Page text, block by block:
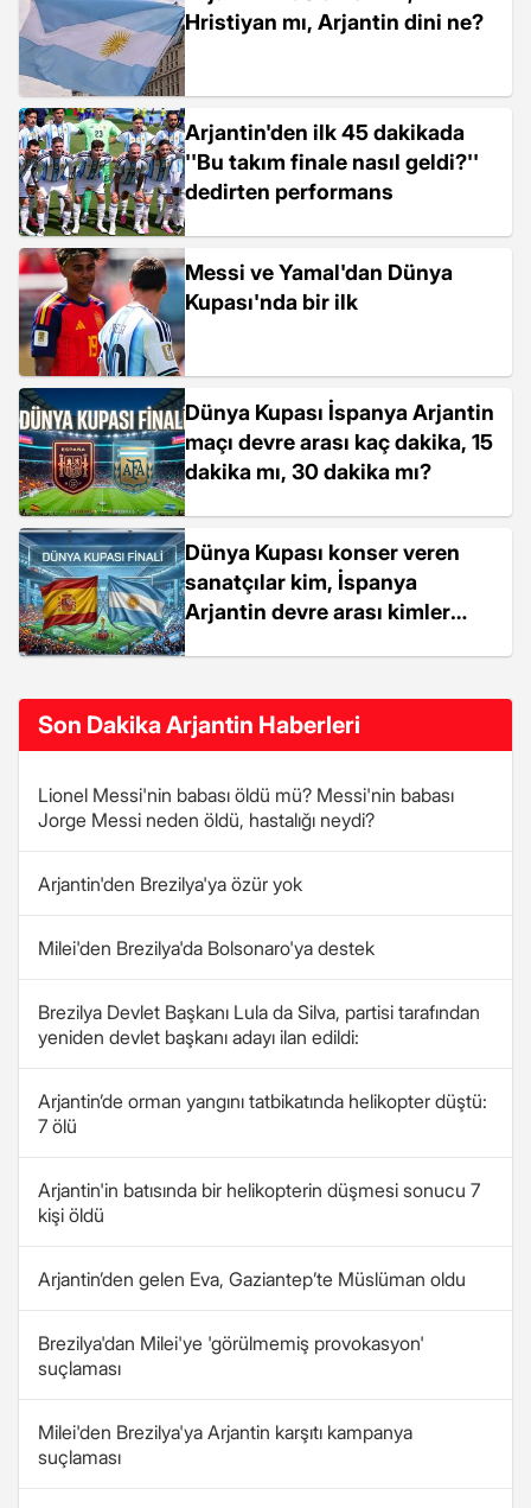
Hristiyan mı, Arjantin dini ne?
Arjantin'den ilk 45 dakikada
''Bu takım finale nasıl geldi?''
dedirten performans
Messi ve Yamal'dan Dünya
Kupası'nda bir ilk
Dünya Kupası İspanya Arjantin
maçı devre arası kaç dakika, 15
dakika mı, 30 dakika mı?
Dünya Kupası konser veren
sanatçılar kim, İspanya
Arjantin devre arası kimler
Madonna)?
Son Dakika Arjantin Haberleri
Lionel Messi'nin babası öldü mü? Messi'nin babası
Jorge Messi neden öldü, hastalığı neydi?
Arjantin'den Brezilya'ya özür yok
Milei'den Brezilya'da Bolsonaro'ya destek
Brezilya Devlet Başkanı Lula da Silva, partisi tarafından
yeniden devlet başkanı adayı ilan edildi:
Arjantin’de orman yangını tatbikatında helikopter düştü:
7 ölü
Arjantin'in batısında bir helikopterin düşmesi sonucu 7
kişi öldü
Arjantin’den gelen Eva, Gaziantep’te Müslüman oldu
Brezilya'dan Milei'ye 'görülmemiş provokasyon'
suçlaması
Milei'den Brezilya'ya Arjantin karşıtı kampanya
suçlaması